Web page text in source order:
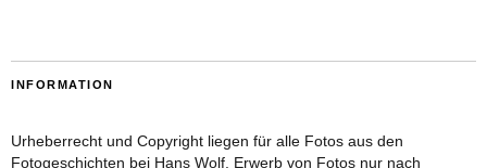
INFORMATION
Urheberrecht und Copyright liegen für alle Fotos aus den
Fotogeschichten bei Hans Wolf. Erwerb von Fotos nur nach